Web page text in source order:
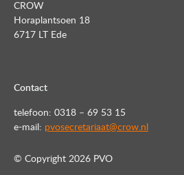
CROW
Horaplantsoen 18
6717 LT Ede
Contact
telefoon: 0318 – 69 53 15
e-mail: pvosecretariaat@crow.nl
© Copyright 2026 PVO